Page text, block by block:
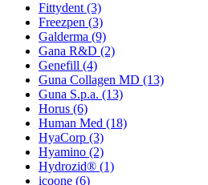
Fittydent (3)
Freezpen (3)
Galderma (9)
Gana R&D (2)
Genefill (4)
Guna Collagen MD (13)
Guna S.p.a. (13)
Horus (6)
Human Med (18)
HyaCorp (3)
Hyamino (2)
Hydrozid® (1)
icoone (6)